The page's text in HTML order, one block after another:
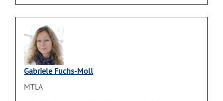
Gabriele Fuchs-Moll
MTLA